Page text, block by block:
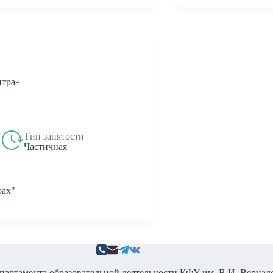
Тип занятости
Частичная